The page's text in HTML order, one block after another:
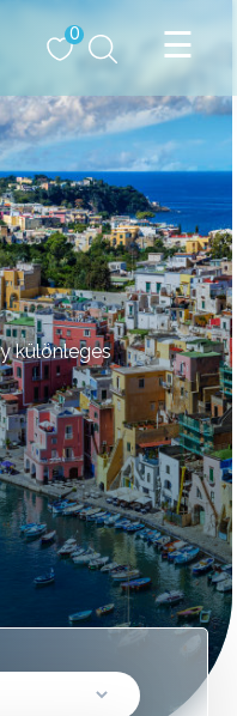
0
különleges